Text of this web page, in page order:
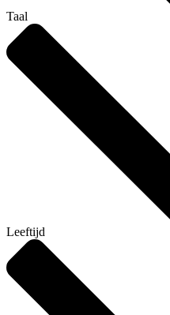
Taal
Leeftijd